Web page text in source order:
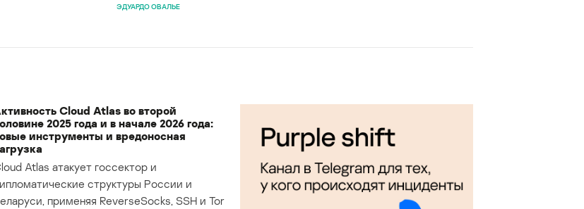
ЭДУАРДО ОВАЛЬЕ
Cloud Atlas во второй
2025 года и в начале 2026 года:
инструменты и вредоносная
Atlas атакует госсектор и
структуры России и
применяя ReverseSocks, SSH и Tor